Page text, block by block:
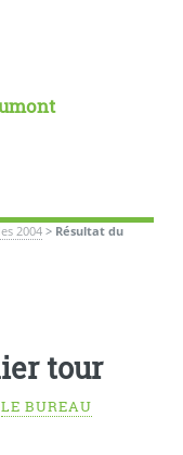
2004> Résultat du
tour
LE BUREAU